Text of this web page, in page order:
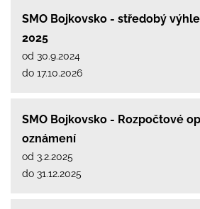
SMO Bojkovsko - středobý
2025
od 30.9.2024
do 17.10.2026
SMO Bojkovsko - Rozpočtové
oznámení
od 3.2.2025
do 31.12.2025